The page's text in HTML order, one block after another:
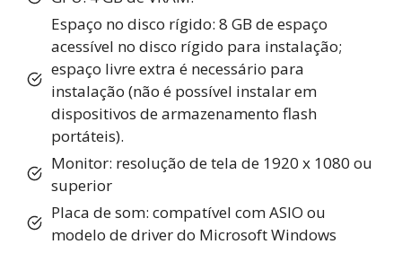
Espaço no disco rígido: 8 GB de espaço
acessível no disco rígido para instalação;
espaço livre extra é necessário para
instalação (não é possível instalar em
dispositivos de armazenamento flash
portáteis).
Monitor: resolução de tela de 1920 x 1080 ou
superior
Placa de som: compatível com ASIO ou
modelo de driver do Microsoft Windows